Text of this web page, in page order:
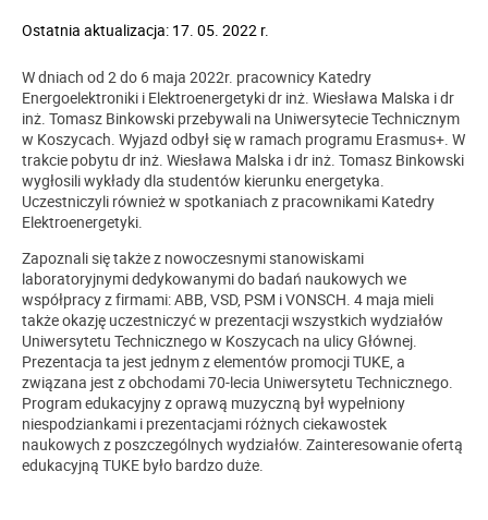
Ostatnia aktualizacja: 17. 05. 2022 r.
W dniach od 2 do 6 maja 2022r. pracownicy Katedry
Energoelektroniki i Elektroenergetyki dr inż. Wiesława Malska i dr
inż. Tomasz Binkowski przebywali na Uniwersytecie Technicznym
w Koszycach. Wyjazd odbył się w ramach programu Erasmus+. W
trakcie pobytu dr inż. Wiesława Malska idr inż. Tomasz Binkowski
wygłosili wykłady dla studentów kierunku energetyka.
Uczestniczyli również w spotkaniach z pracownikami Katedry
Elektroenergetyki.
Zapoznali się także z nowoczesnymi stanowiskami
laboratoryjnymi dedykowanymi do badań naukowych we
współpracy z firmami: ABB, VSD, PSM i VONSCH. 4 maja mieli
także okazję uczestniczyć w prezentacji wszystkich wydziałów
Uniwersytetu Technicznego w Koszycach na ulicy Głównej.
Prezentacja ta jest jednym z elementów promocji TUKE, a
związana jest z obchodami 70-lecia Uniwersytetu Technicznego.
Program edukacyjny z oprawą muzyczną był wypełniony
niespodziankami i prezentacjami różnych ciekawostek
naukowych z poszczególnych wydziałów. Zainteresowanie ofertą
edukacyjną TUKE było bardzo duże.